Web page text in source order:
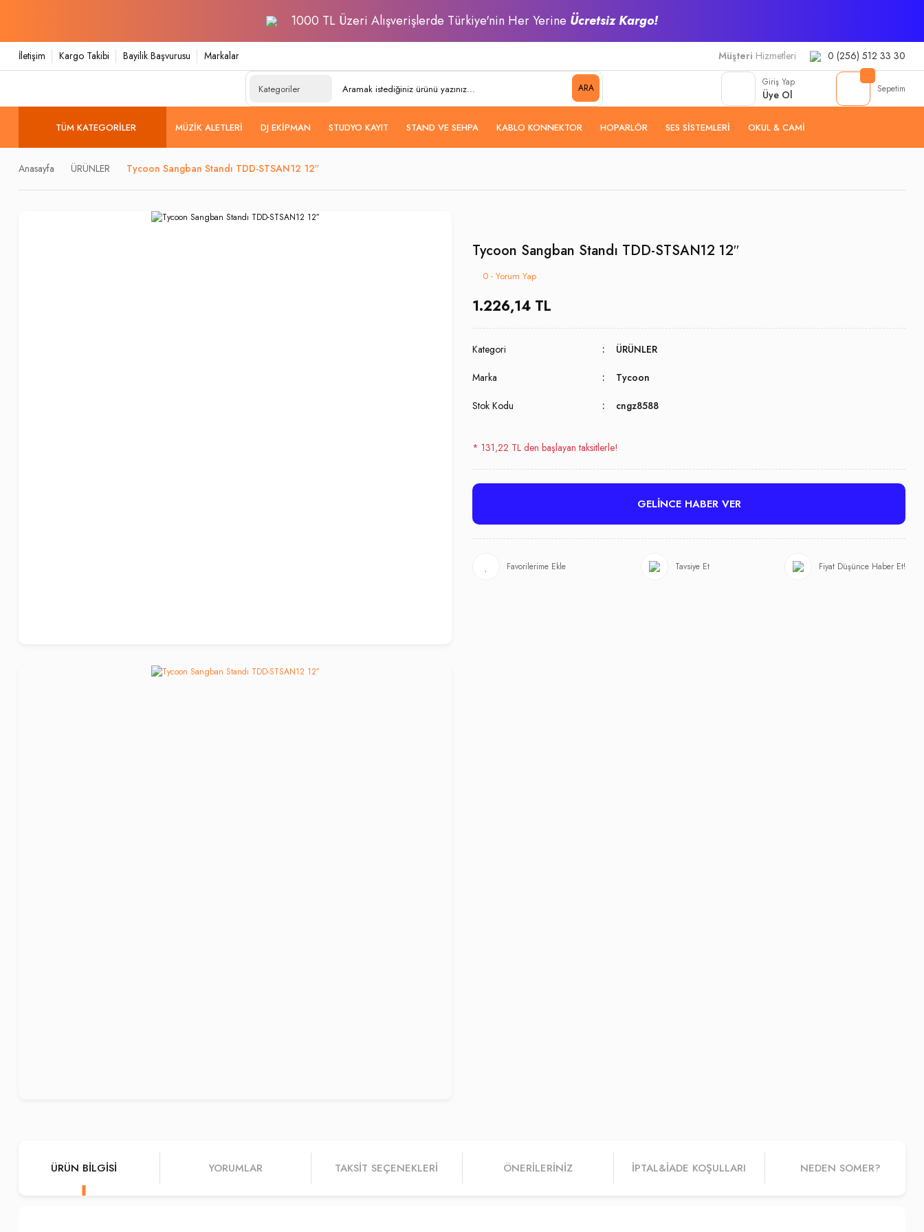
1000 TL Üzeri Alışverişlerde Türkiye'nin Her Yerine Ücretsiz Kargo!
İletişim Kargo Takibi Bayilik Başvurusu Markalar Müşteri Hizmetleri 0 (256) 512 33 30
ARA
Giriş Yap
Üye Ol Sepetim
TÜM KATEGORILER MÜZIK ALETLERI DJ EKIPMAN STUDYO KAYIT STAND VE SEHPA KABLO KONNEKTOR HOPARLÖR SES SISTEMLERI OKUL & CAMI
Anasayfa ÜRÜNLER Tycoon Sangban Standı TDD-STSAN12 12′′
Tycoon Sangban Standı TDD-STSAN12 12′′
0 - Yorum Yap
1.226,14 TL
Kategori ÜRÜNLER
Marka Tycoon
Stok Kodu cngz8588
* 131,22 TL den başlayan taksitlerle!
GELİNCE HABER VER
Tavsiye Et Fiyat Düşünce Haber Et!
ÜRÜN BILGISI YORUMLAR TAKSIT SEÇENEKLERI ÖNERILERINIZ İPTAL&IADE KOŞULLARI NEDEN SOMER?